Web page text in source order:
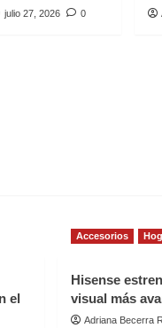
julio 27, 2026 0
el
Accesorios
Hisense
visual más
Adriana Becerra